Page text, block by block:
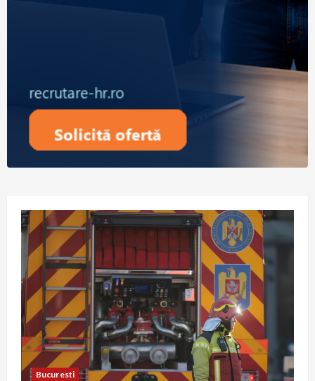
Bucuresti